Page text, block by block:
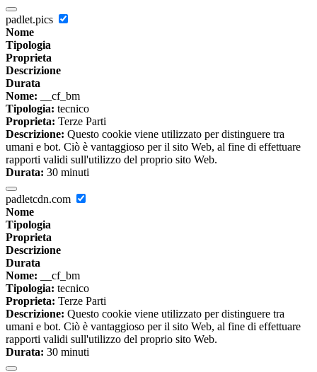
padlet.pics
Nome
Tipologia
Proprieta
Descrizione
Durata
Nome: __cf_bm
Tipologia: tecnico
Proprieta: Terze Parti
Descrizione: Questo cookie viene utilizzato per distinguere tra
umani e bot. Ciò è vantaggioso per il sito Web, al fine di effettuare
rapporti validi sull'utilizzo del proprio sito Web.
Durata: 30 minuti
padletcdn.com
Nome
Tipologia
Proprieta
Descrizione
Durata
Nome: __cf_bm
Tipologia: tecnico
Proprieta: Terze Parti
Descrizione: Questo cookie viene utilizzato per distinguere tra
umani e bot. Ciò è vantaggioso per il sito Web, al fine di effettuare
rapporti validi sull'utilizzo del proprio sito Web.
Durata: 30 minuti